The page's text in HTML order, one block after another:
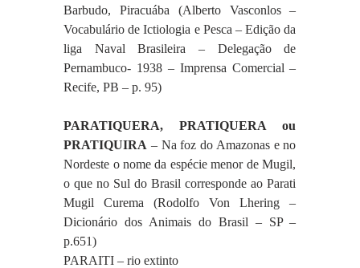
Barbudo, Piracuába (Alberto Vasconlos –
Vocabulário de Ictiologia e Pesca – Edição da
liga Naval Brasileira – Delegação de
Pernambuco- 1938 – Imprensa Comercial –
Recife, PB – p. 95)
PARATIQUERA, PRATIQUERA ou
PRATIQUIRA – Na foz do Amazonas e no
Nordeste o nome da espécie menor de Mugil,
o que no Sul do Brasil corresponde ao Parati
Mugil Curema (Rodolfo Von Lhering –
Dicionário dos Animais do Brasil – SP –
p.651)
PARAITI – rio extinto